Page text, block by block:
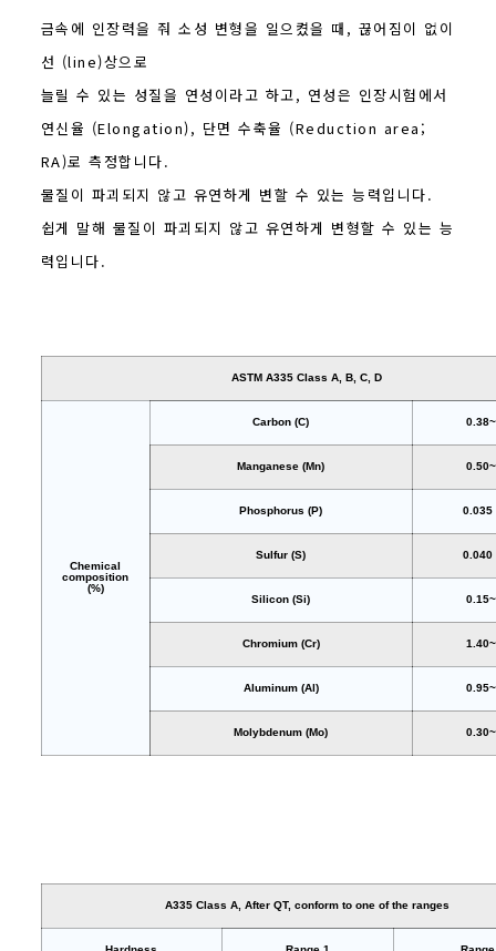
금속에 인장력을 줘 소성 변형을 일으켰을 때, 끊어짐이 없이
선 (line)상으로
늘릴 수 있는 성질을 연성이라고 하고, 연성은 인장시험에서
연신율 (Elongation), 단면 수축율 (Reduction area;
RA)로 측정합니다.
물질이 파괴되지 않고 유연하게 변할 수 있는 능력입니다.
쉽게 말해 물질이 파괴되지 않고 유연하게 변형할 수 있는 능
력입니다.
ASTM A335 Class A, B, C, D
Chemical
composition
(%)
Carbon (C)
Manganese (Mn)
Phosphorus (P) 0.035
Sulfur (S) 0.040
Silicon (Si)
Chromium (Cr)
Aluminum (Al)
Molybdenum (Mo)
A335 Class A, After QT, conform to one of the ranges